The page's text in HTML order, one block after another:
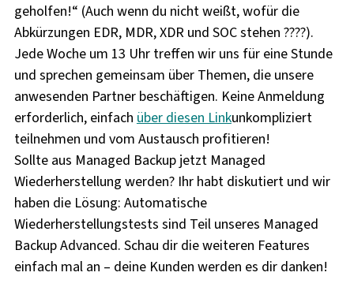
geholfen!“ (Auch wenn du nicht weißt, wofür die
Abkürzungen EDR, MDR, XDR und SOC stehen ????).
Jede Woche um 13 Uhr treffen wir uns für eine Stunde
und sprechen gemeinsam über Themen, die unsere
anwesenden Partner beschäftigen. Keine Anmeldung
erforderlich, einfach über diesen Linkunkompliziert
teilnehmen und vom Austausch profitieren!
Sollte aus Managed Backup jetzt Managed
Wiederherstellung werden? Ihr habt diskutiert und wir
haben die Lösung: Automatische
Wiederherstellungstests sind Teil unseres Managed
Backup Advanced. Schau dir die weiteren Features
einfach mal an – deine Kunden werden es dir danken!